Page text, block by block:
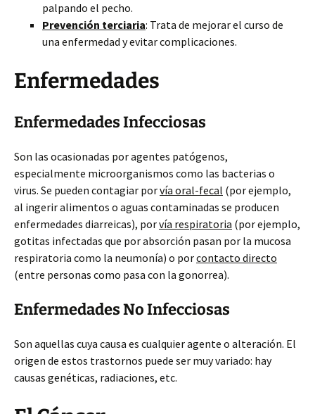
palpando el pecho.
Prevención terciaria: Trata de mejorar el curso de
una enfermedad y evitar complicaciones.
Enfermedades
Enfermedades Infecciosas
Son las ocasionadas por agentes patógenos,
especialmente microorganismos como las bacterias o
virus. Se pueden contagiar porvía oral-fecal (por ejemplo,
al ingerir alimentos o aguas contaminadas se producen
enfermedades diarreicas), porvía respiratoria (por ejemplo,
gotitas infectadas que por absorción pasan por la mucosa
respiratoria como la neumonía) o porcontacto directo
(entre personas como pasa con la gonorrea).
Enfermedades No Infecciosas
Son aquellas cuya causa es cualquier agente o alteración. El
origen de estos trastornos puede ser muy variado: hay
causas genéticas, radiaciones, etc.